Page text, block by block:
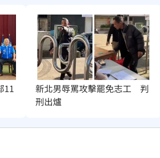
11
新北男辱罵攻擊罷免志工　判
刑出爐